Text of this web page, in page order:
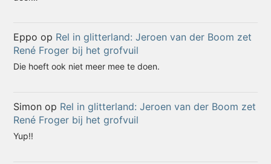
Eppo op Rel in glitterland: Jeroen van der Boom zet
René Froger bij het grofvuil
Die hoeft ook niet meer mee te doen.
Simon op Rel in glitterland: Jeroen van der Boom zet
René Froger bij het grofvuil
Yup!!